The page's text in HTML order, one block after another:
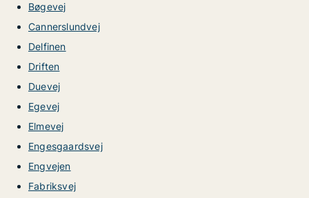
Bøgevej
Cannerslundvej
Delfinen
Driften
Duevej
Egevej
Elmevej
Engesgaardsvej
Engvejen
Fabriksvej